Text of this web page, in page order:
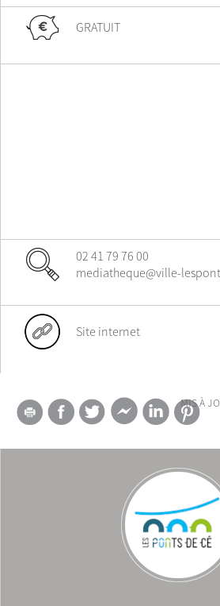
GRATUIT
02 41 79 76 00
mediatheque@ville-
Site internet
mis à